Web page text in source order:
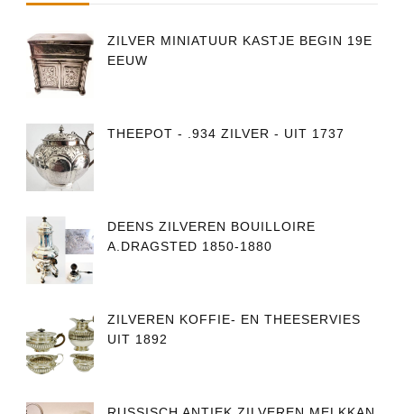
ZILVER MINIATUUR KASTJE BEGIN 19E
EEUW
THEEPOT - .934 ZILVER - UIT 1737
DEENS ZILVEREN BOUILLOIRE
A.DRAGSTED 1850-1880
ZILVEREN KOFFIE- EN THEESERVIES
UIT 1892